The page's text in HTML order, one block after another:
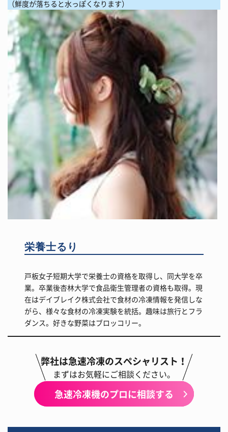
（鮮度が落ちると水っぽくなります）
栄養士るり
戸板女子短期大学で栄養士の資格を取得し、同大学を卒
業。卒業後杏林大学で食品衛生管理者の資格も取得。現
在はデイブレイク株式会社で食材の冷凍情報を発信しな
がら、様々な食材の冷凍実験を統括。趣味は旅行とフラ
ダンス。好きな野菜はブロッコリー。
弊社は急速冷凍のスペシャリスト！
まずはお気軽にご相談ください。
急速冷凍機のプロに相談する